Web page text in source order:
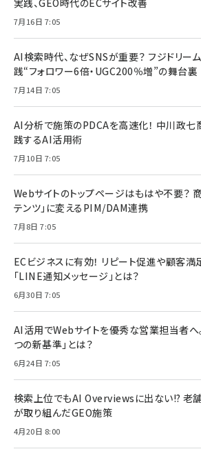
7月16日 7:05
AI検索時代、なぜSNSが重要？ フジドリー
践“フォロワー6倍・UGC200％増”の舞台裏
7月14日 7:05
AI分析で施策のPDCAを高速化！ 中川政
践するAI活用術
7月10日 7:05
Webサイトのトップページはもはや不要？
テンツ」に変えるPIM/DAM連携
7月8日 7:05
ECビジネスに有効！ リピート促進や顧客
「LINE通知メッセージ」とは？
6月30日 7:05
AI活用でWebサイトを優秀な営業担当者へ
つの新基準」とは？
6月24日 7:05
検索上位でもAI Overviewsに出ない!? 老
が取り組んだGEO施策
4月20日 8:00